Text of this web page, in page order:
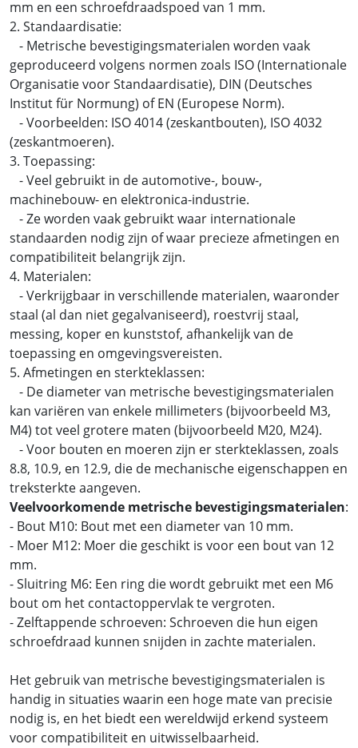
mm en een schroefdraadspoed van 1 mm.
2. Standaardisatie:
- Metrische bevestigingsmaterialen worden vaak
geproduceerd volgens normen zoals ISO (Internationale
Organisatie voor Standaardisatie), DIN (Deutsches
Institut für Normung) of EN (Europese Norm).
- Voorbeelden: ISO 4014 (zeskantbouten), ISO 4032
(zeskantmoeren).
3. Toepassing:
- Veel gebruikt in de automotive-, bouw-,
machinebouw- en elektronica-industrie.
- Ze worden vaak gebruikt waar internationale
standaarden nodig zijn of waar precieze afmetingen en
compatibiliteit belangrijk zijn.
4. Materialen:
- Verkrijgbaar in verschillende materialen, waaronder
staal (al dan niet gegalvaniseerd), roestvrij staal,
messing, koper en kunststof, afhankelijk van de
toepassing en omgevingsvereisten.
5. Afmetingen en sterkteklassen:
- De diameter van metrische bevestigingsmaterialen
kan variëren van enkele millimeters (bijvoorbeeld M3,
M4) tot veel grotere maten (bijvoorbeeld M20, M24).
- Voor bouten en moeren zijn er sterkteklassen, zoals
8.8, 10.9, en 12.9, die de mechanische eigenschappen en
treksterkte aangeven.
Veelvoorkomende metrische bevestigingsmaterialen:
- Bout M10: Bout met een diameter van 10 mm.
- Moer M12: Moer die geschikt is voor een bout van 12
mm.
- Sluitring M6: Een ring die wordt gebruikt met een M6
bout om het contactoppervlak te vergroten.
- Zelftappende schroeven: Schroeven die hun eigen
schroefdraad kunnen snijden in zachte materialen.
Het gebruik van metrische bevestigingsmaterialen is
handig in situaties waarin een hoge mate van precisie
nodig is, en het biedt een wereldwijd erkend systeem
voor compatibiliteit en uitwisselbaarheid.